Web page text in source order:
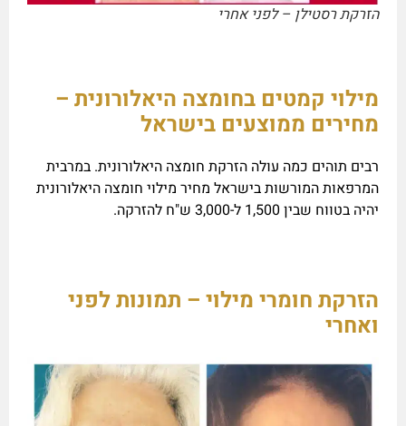
הזרקת רסטילן – לפני אחרי
מילוי קמטים בחומצה היאלורונית –
מחירים ממוצעים בישראל
רבים תוהים כמה עולה הזרקת חומצה היאלורונית. במרבית
המרפאות המורשות בישראל מחיר מילוי חומצה היאלורונית
יהיה בטווח שבין 1,500 ל-3,000 ש"ח להזרקה.
הזרקת חומרי מילוי – תמונות לפני
ואחרי